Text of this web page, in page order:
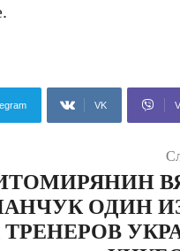
VK
ОДИН